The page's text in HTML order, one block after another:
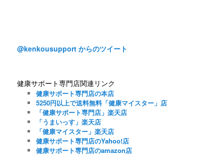
@kenkousupport からのツイート
健康サポート専門店関連リンク
健康サポート専門店の本店
5250円以上で送料無料「健康マイスター」店
「健康サポート専門店」楽天店
「うまいっす」楽天店
「健康マイスター」楽天店
健康サポート専門店のYahoo!店
健康サポート専門店のamazon店